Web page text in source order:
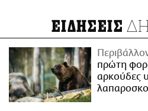
ΕΙΔΗΣΕΙΣ
πρώτη
αρκούδες